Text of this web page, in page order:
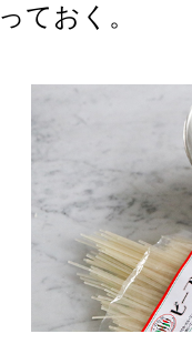
っておく。